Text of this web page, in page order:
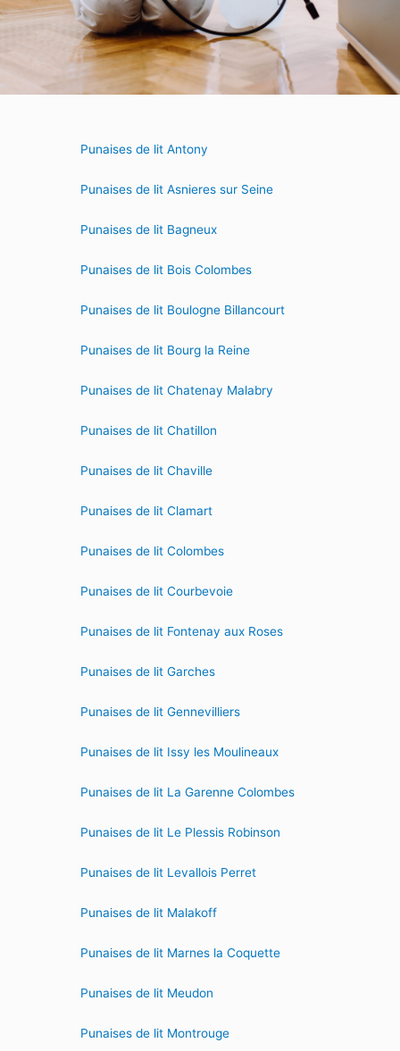
Punaises de lit Antony
Punaises de lit Asnieres sur Seine
Punaises de lit Bagneux
Punaises de lit Bois Colombes
Punaises de lit Boulogne Billancourt
Punaises de lit Bourg la Reine
Punaises de lit Chatenay Malabry
Punaises de lit Chatillon
Punaises de lit Chaville
Punaises de lit Clamart
Punaises de lit Colombes
Punaises de lit Courbevoie
Punaises de lit Fontenay aux Roses
Punaises de lit Garches
Punaises de lit Gennevilliers
Punaises de lit Issy les Moulineaux
Punaises de lit La Garenne Colombes
Punaises de lit Le Plessis Robinson
Punaises de lit Levallois Perret
Punaises de lit Malakoff
Punaises de lit Marnes la Coquette
Punaises de lit Meudon
Punaises de lit Montrouge